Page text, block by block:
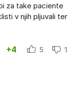
za take paciente
v njih pljuvali ter
+4 5 1